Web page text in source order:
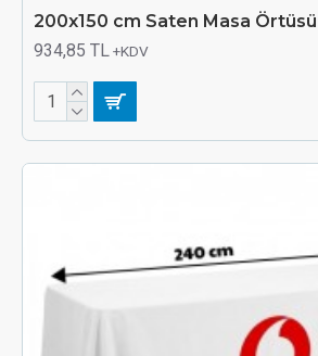
200x150 cm Saten Masa Örtüsü
934,85 TL +KDV